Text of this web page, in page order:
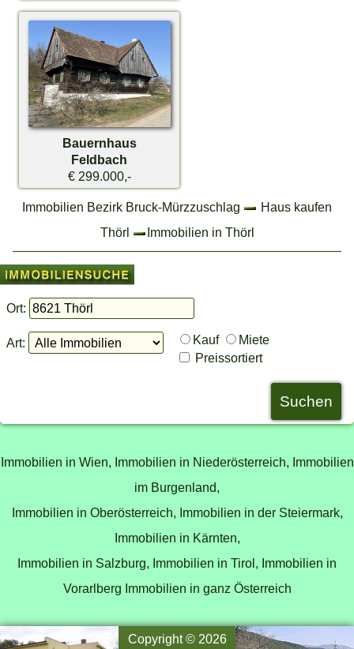
Bauernhaus
Feldbach
€ 299.000,-
Immobilien Bezirk Bruck-Mürzzuschlag
Haus kaufen
Thörl
Immobilien in Thörl
Ort:
Art: Kauf
Miete
Preissortiert
Immobilien in Wien, Immobilien in Niederösterreich, Immobilien
im Burgenland,
Immobilien in Oberösterreich, Immobilien in der Steiermark,
Immobilien in Kärnten,
Immobilien in Salzburg, Immobilien in Tirol, Immobilien in
Vorarlberg Immobilien in ganz Österreich
Copyright © 2026